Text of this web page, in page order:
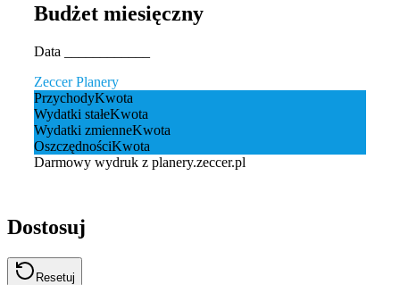
Budżet miesięczny
Data ____________
Zeccer Planery
PrzychodyKwota
Wydatki stałeKwota
Wydatki zmienneKwota
OszczędnościKwota
Darmowy wydruk z planery.zeccer.pl
Dostosuj
Resetuj